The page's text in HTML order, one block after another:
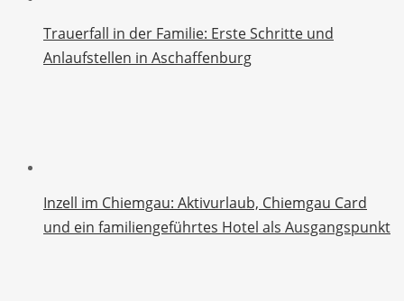
Trauerfall in der Familie: Erste Schritte und
Anlaufstellen in Aschaffenburg
Inzell im Chiemgau: Aktivurlaub, Chiemgau Card
und ein familiengeführtes Hotel als Ausgangspunkt